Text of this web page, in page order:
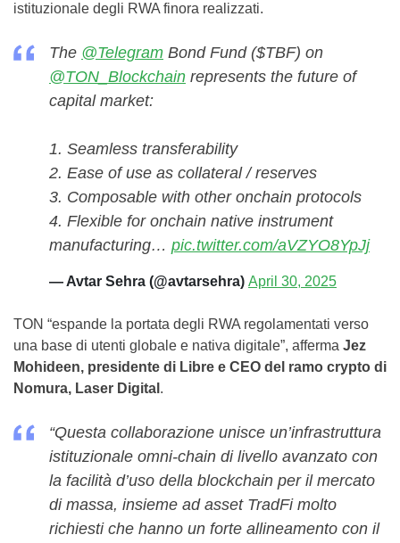
istituzionale degli RWA finora realizzati.
The @Telegram Bond Fund ($TBF) on
@TON_Blockchain represents the future of
capital market:
1. Seamless transferability
2. Ease of use as collateral / reserves
3. Composable with other onchain protocols
4. Flexible for onchain native instrument
manufacturing… pic.twitter.com/aVZYO8YpJj
— Avtar Sehra (@avtarsehra) April 30, 2025
TON “espande la portata degli RWA regolamentati verso
una base di utenti globale e nativa digitale”, afferma Jez
Mohideen, presidente di Libre e CEO del ramo crypto di
Nomura, Laser Digital .
“Questa collaborazione unisce un’infrastruttura
istituzionale omni-chain di livello avanzato con
la facilità d’uso della blockchain per il mercato
di massa, insieme ad asset TradFi molto
richiesti che hanno un forte allineamento con il